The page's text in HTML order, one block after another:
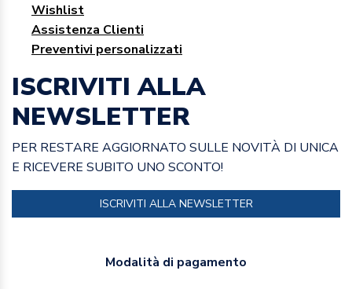
Wishlist
Assistenza Clienti
Preventivi personalizzati
ISCRIVITI ALLA
NEWSLETTER
PER RESTARE AGGIORNATO SULLE NOVITÀ DI UNICA
E RICEVERE SUBITO UNO SCONTO!
ISCRIVITI ALLA NEWSLETTER
Modalità di pagamento